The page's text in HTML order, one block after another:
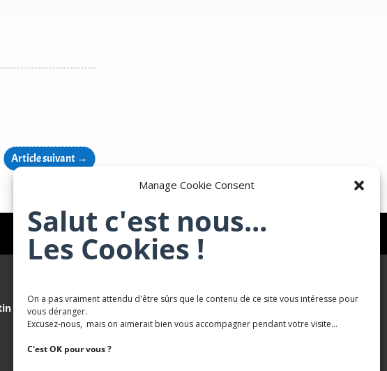
Manage Cookie Consent
Salut c'est nous...
Les Cookies !
On a pas vraiment attendu d'être sûrs que le contenu de ce site vous intéresse pour
vous déranger.
Excusez-nous, mais on aimerait bien vous accompagner pendant votre visite...
C'est OK pour vous ?
Article suivant →
Karaté Mont Saint Martin
Terres de mercy - Complexe sportif